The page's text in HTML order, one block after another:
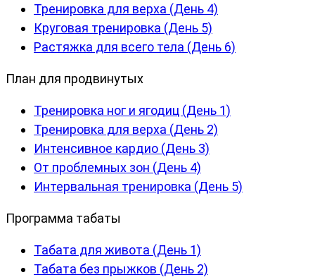
Тренировка для верха (День 4)
Круговая тренировка (День 5)
Растяжка для всего тела (День 6)
План для продвинутых
Тренировка ног и ягодиц (День 1)
Тренировка для верха (День 2)
Интенсивное кардио (День 3)
От проблемных зон (День 4)
Интервальная тренировка (День 5)
Программа табаты
Табата для живота (День 1)
Табата без прыжков (День 2)